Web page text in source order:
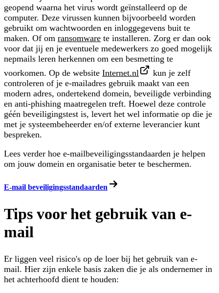
geopend waarna het virus wordt geïnstalleerd op de
computer. Deze virussen kunnen bijvoorbeeld worden
gebruikt om wachtwoorden en inloggegevens buit te
maken. Of om ransomware te installeren. Zorg er dan ook
voor dat jij en je eventuele medewerkers zo goed mogelijk
nepmails leren herkennen om een besmetting te
voorkomen. Op de website Internet.nl
kun je zelf
controleren of je e-mailadres gebruik maakt van een
modern adres, ondertekend domein, beveiligde verbinding
en anti-phishing maatregelen treft. Hoewel deze controle
géén beveiligingstest is, levert het wel informatie op die je
met je systeembeheerder en/of externe leverancier kunt
bespreken.
Lees verder hoe e‑mailbeveiligingsstandaarden je helpen
om jouw domein en organisatie beter te beschermen.
E-mail beveiligingsstandaarden
Tips voor het gebruik van e-
mail
Er liggen veel risico's op de loer bij het gebruik van e-
mail. Hier zijn enkele basis zaken die je als ondernemer in
het achterhoofd dient te houden: